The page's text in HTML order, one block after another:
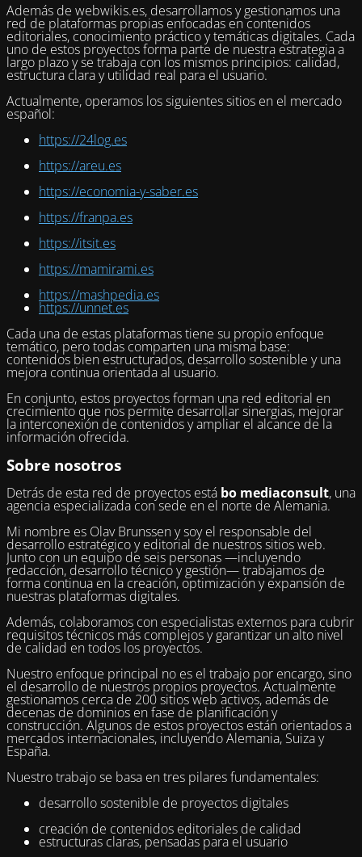
Además de webwikis.es, desarrollamos y gestionamos una
red de plataformas propias enfocadas en contenidos
editoriales, conocimiento práctico y temáticas digitales. Cada
uno de estos proyectos forma parte de nuestra estrategia a
largo plazo y se trabaja con los mismos principios: calidad,
estructura clara y utilidad real para el usuario.
Actualmente, operamos los siguientes sitios en el mercado
español:
https://24log.es
https://areu.es
https://economia-y-saber.es
https://franpa.es
https://itsit.es
https://mamirami.es
https://mashpedia.es
https://unnet.es
Cada una de estas plataformas tiene su propio enfoque
temático, pero todas comparten una misma base:
contenidos bien estructurados, desarrollo sostenible y una
mejora continua orientada al usuario.
En conjunto, estos proyectos forman una red editorial en
crecimiento que nos permite desarrollar sinergias, mejorar
la interconexión de contenidos y ampliar el alcance de la
información ofrecida.
Sobre nosotros
Detrás de esta red de proyectos está bo mediaconsult, una
agencia especializada con sede en el norte de Alemania.
Mi nombre es Olav Brunssen y soy el responsable del
desarrollo estratégico y editorial de nuestros sitios web.
Junto con un equipo de seis personas —incluyendo
redacción, desarrollo técnico y gestión— trabajamos de
forma continua en la creación, optimización y expansión de
nuestras plataformas digitales.
Además, colaboramos con especialistas externos para cubrir
requisitos técnicos más complejos y garantizar un alto nivel
de calidad en todos los proyectos.
Nuestro enfoque principal no es el trabajo por encargo, sino
el desarrollo de nuestros propios proyectos. Actualmente
gestionamos cerca de 200 sitios web activos, además de
decenas de dominios en fase de planificación y
construcción. Algunos de estos proyectos están orientados a
mercados internacionales, incluyendo Alemania, Suiza y
España.
Nuestro trabajo se basa en tres pilares fundamentales:
desarrollo sostenible de proyectos digitales
creación de contenidos editoriales de calidad
estructuras claras, pensadas para el usuario